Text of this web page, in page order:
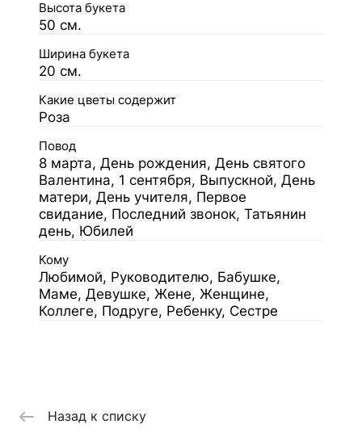
Высота букета
50 см.
Ширина букета
20 см.
Какие цветы содержит
Роза
Повод
8 марта, День рождения, День святого
Валентина, 1 сентября, Выпускной, День
матери, День учителя, Первое
свидание, Последний звонок, Татьянин
день, Юбилей
Кому
Любимой, Руководителю, Бабушке,
Маме, Девушке, Жене, Женщине,
Коллеге, Подруге, Ребенку, Сестре
Назад к списку